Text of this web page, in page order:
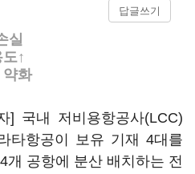
답글쓰기
실
↑
약화
] 국내 저비용항공사(LCC)
타항공이 보유 기재 4대를
개 공항에 분산 배치하는 전